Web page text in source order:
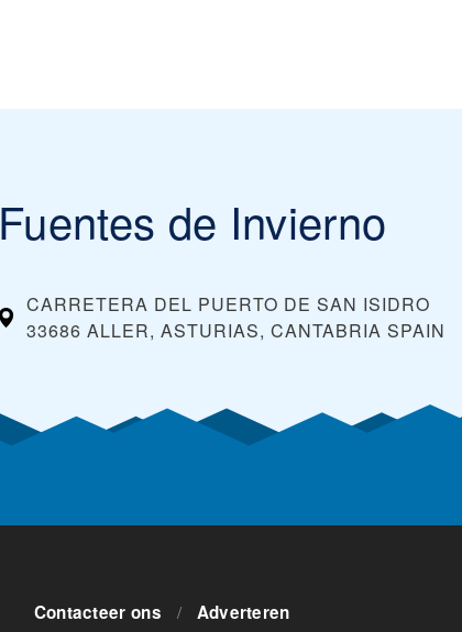
Fuentes de Invierno
CARRETERA DEL PUERTO DE SAN ISIDRO
33686 ALLER, ASTURIAS, CANTABRIA SPAIN
Contacteer ons / Adverteren